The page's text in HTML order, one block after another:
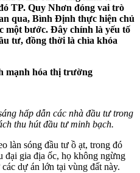
TP. Quy Nhơn đóng vai trò
qua, Bình Định thực hiện chủ
một bước. Đây chính là yếu tố
tư, đồng thời là chìa khóa
mạnh hóa thị trường
hấp dẫn các nhà đầu tư trong
thu hút đầu tư minh bạch.
làn sóng đầu tư ồ ạt, trong đó
đại gia địa ốc, họ không ngừng
dự án lớn tại vùng đất này.